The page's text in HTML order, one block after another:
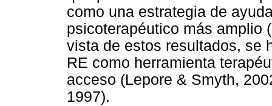
como una estrategia de
psicoterapéutico más amplio
vista de estos resultados, se
RE como herramienta
acceso (Lepore & Smyth,
1997).